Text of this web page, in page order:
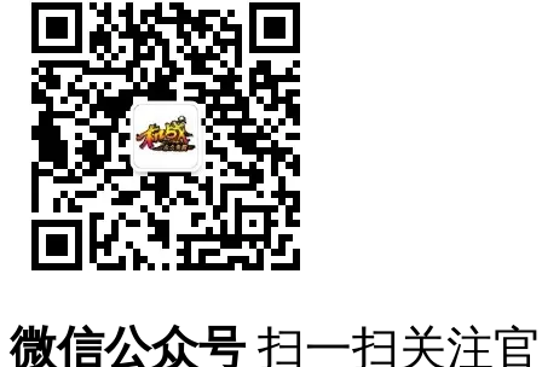
微信公众号 扫一扫关注